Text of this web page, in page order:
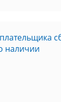
наличии